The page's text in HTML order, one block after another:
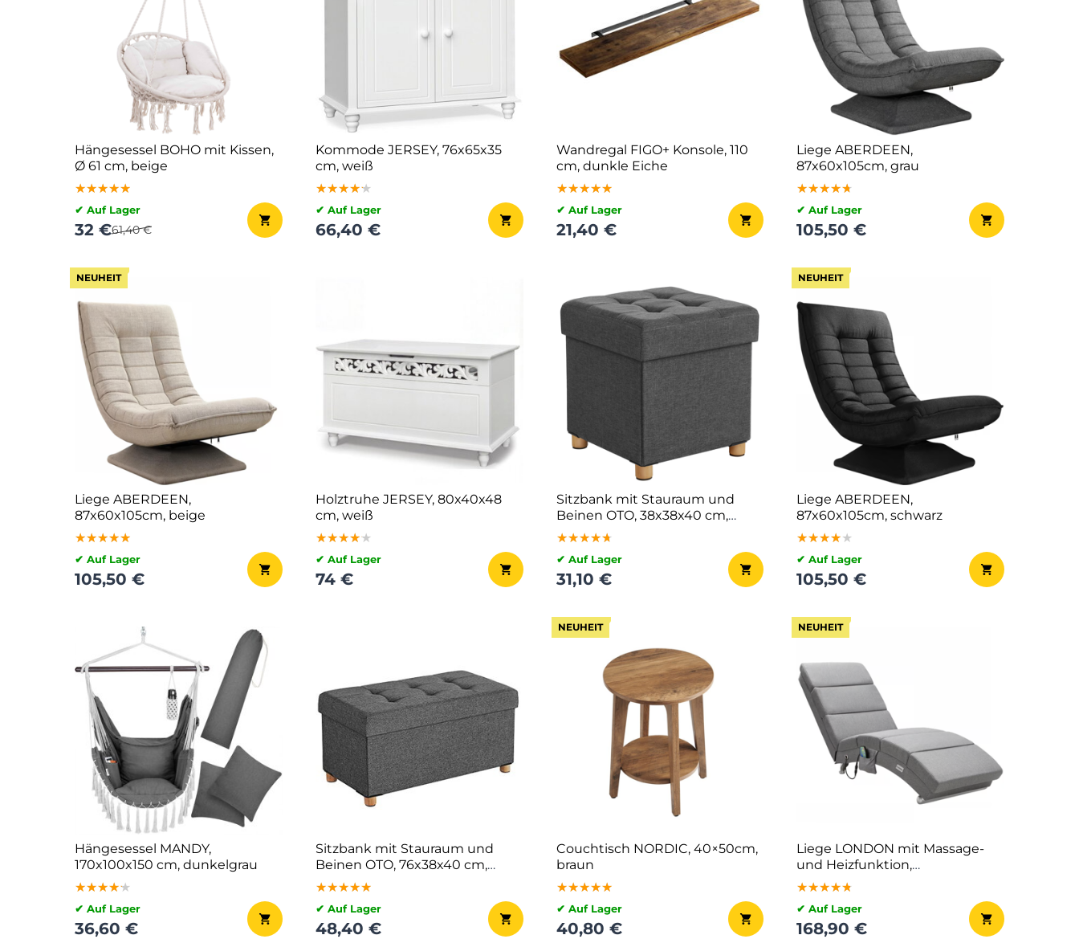
Hängesessel BOHO mit Kissen,
Ø 61 cm, beige
★★★★★
★★★★★
★★★★★
✔ Auf Lager
32 €61,40 €
Kommode JERSEY, 76x65x35
cm, weiß
★★★★★
★★★★★
★★★★★
✔ Auf Lager
66,40 €
Wandregal FIGO+ Konsole, 110
cm, dunkle Eiche
★★★★★
★★★★★
★★★★★
✔ Auf Lager
21,40 €
Liege ABERDEEN,
87x60x105cm, grau
★★★★★
★★★★★
★★★★★
✔ Auf Lager
105,50 €
NEUHEIT
Liege ABERDEEN,
87x60x105cm, beige
★★★★★
★★★★★
★★★★★
✔ Auf Lager
105,50 €
Holztruhe JERSEY, 80x40x48
cm, weiß
★★★★★
★★★★★
★★★★★
✔ Auf Lager
74 €
Sitzbank mit Stauraum und
Beinen OTO, 38x38x40 cm,
anthrazit
★★★★★
★★★★★
★★★★★
✔ Auf Lager
31,10 €
NEUHEIT
Liege ABERDEEN,
87x60x105cm, schwarz
★★★★★
★★★★★
★★★★★
✔ Auf Lager
105,50 €
Hängesessel MANDY,
170x100x150 cm, dunkelgrau
★★★★★
★★★★★
★★★★★
✔ Auf Lager
36,60 €
Sitzbank mit Stauraum und
Beinen OTO, 76x38x40 cm,
anthrazit
★★★★★
★★★★★
★★★★★
✔ Auf Lager
48,40 €
NEUHEIT
Couchtisch NORDIC, 40×50cm,
braun
★★★★★
★★★★★
★★★★★
✔ Auf Lager
40,80 €
NEUHEIT
Liege LONDON mit Massage-
und Heizfunktion,
186×55×89cm, grau
★★★★★
★★★★★
★★★★★
✔ Auf Lager
168,90 €